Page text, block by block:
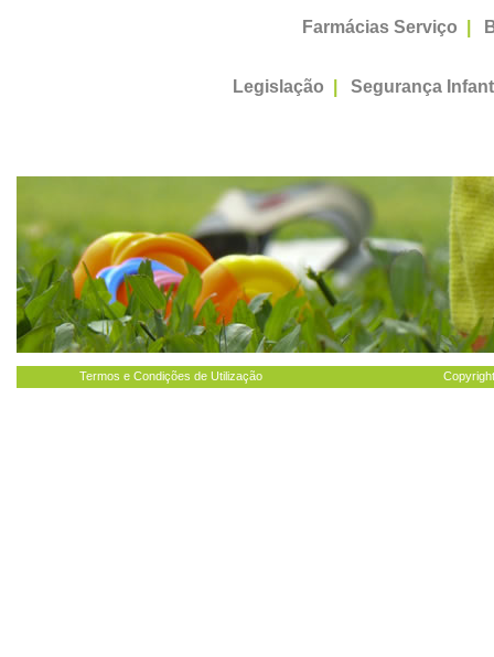
Farmácias Serviço
Legislação Segurança
Termos e Condições de Utilização